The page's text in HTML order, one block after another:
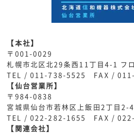
【本社】
〒001-0029
札幌市北区北29条西11丁目4-1 フ
TEL /011-738-5525
FAX /
【仙台営業所】
〒984-0838
宮城県仙台市若林区上飯田2丁目
TEL /022-282-1655
FAX /
【関連会社】